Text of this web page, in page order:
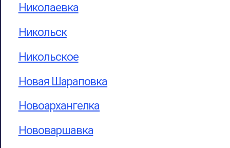
Николаевка
Никольск
Никольское
Новая Шараповка
Новоархангелка
Нововаршавка